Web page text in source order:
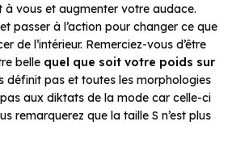
vous et augmenter votre audace.
passer à l’action pour changer ce que
de l’intérieur. Remerciez-vous d’être
belle quel que soit votre poids sur
définit pas et toutes les morphologies
aux diktats de la mode car celle-ci
remarquerez que la taille S n’est plus